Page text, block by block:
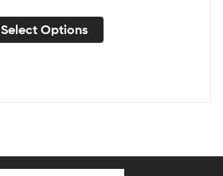
Select Options